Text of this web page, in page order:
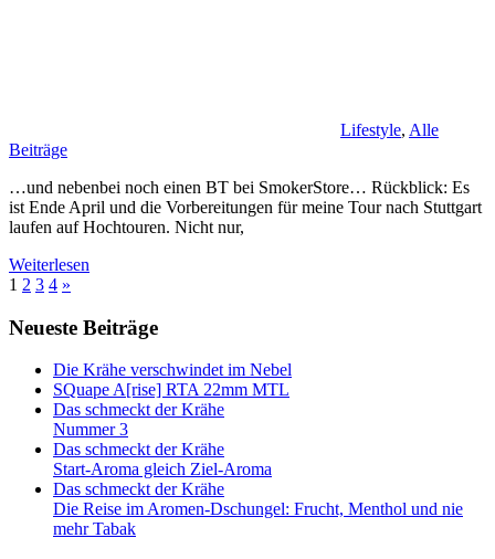
Lifestyle, Alle
Beiträge
…und nebenbei noch einen BT bei SmokerStore… Rückblick: Es
ist Ende April und die Vorbereitungen für meine Tour nach Stuttgart
laufen auf Hochtouren. Nicht nur,
Weiterlesen
Beitragsnavigation
1 2 3 4 Nächste
»
Neueste Beiträge
Die Krähe verschwindet im Nebel
SQuape A[rise] RTA 22mm MTL
Das schmeckt der Krähe
Nummer 3
Das schmeckt der Krähe
Start-Aroma gleich Ziel-Aroma
Das schmeckt der Krähe
Die Reise im Aromen-Dschungel: Frucht, Menthol und nie
mehr Tabak